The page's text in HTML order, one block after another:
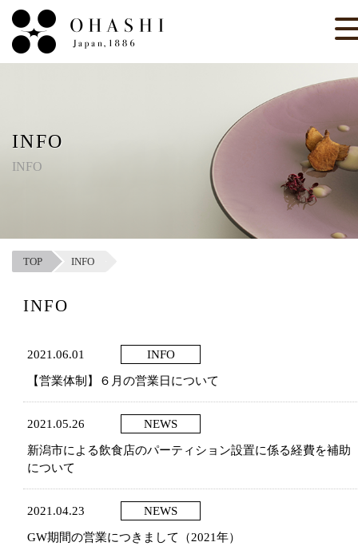
INFO
INFO
TOP INFO
INFO
2021.06.01 INFO
【営業体制】６月の営業日について
2021.05.26 NEWS
新潟市による飲食店のパーティション設置に係る経費を補助
について
2021.04.23 NEWS
GW期間の営業につきまして（2021年）